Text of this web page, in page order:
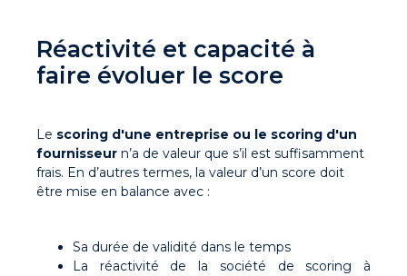
Réactivité et capacité à
faire évoluer le score
Le scoring d'une entreprise ou le scoring d'un
fournisseur n’a de valeur que s’il est suffisamment
frais. En d’autres termes, la valeur d’un score doit
être mise en balance avec :
Sa durée de validité dans le temps
La réactivité de la société de scoring à